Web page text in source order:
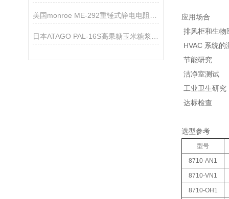
应用场合
排风柜和生物
HVAC 系统的
节能研究
洁净室测试
工业卫生研究
达标检查
选型参考
型号
8710-AN1
8710-VN1
8710-OH1